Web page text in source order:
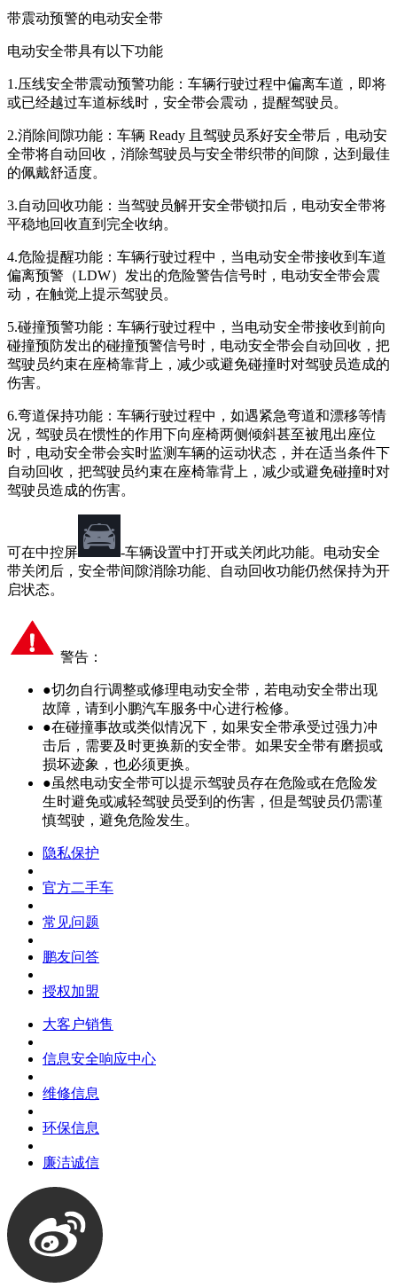
带震动预警的电动安全带
电动安全带具有以下功能
1.压线安全带震动预警功能：车辆行驶过程中偏离车道，即将
或已经越过车道标线时，安全带会震动，提醒驾驶员。
2.消除间隙功能：车辆 Ready 且驾驶员系好安全带后，电动安
全带将自动回收，消除驾驶员与安全带织带的间隙，达到最佳
的佩戴舒适度。
3.自动回收功能：当驾驶员解开安全带锁扣后，电动安全带将
平稳地回收直到完全收纳。
4.危险提醒功能：车辆行驶过程中，当电动安全带接收到车道
偏离预警（LDW）发出的危险警告信号时，电动安全带会震
动，在触觉上提示驾驶员。
5.碰撞预警功能：车辆行驶过程中，当电动安全带接收到前向
碰撞预防发出的碰撞预警信号时，电动安全带会自动回收，把
驾驶员约束在座椅靠背上，减少或避免碰撞时对驾驶员造成的
伤害。
6.弯道保持功能：车辆行驶过程中，如遇紧急弯道和漂移等情
况，驾驶员在惯性的作用下向座椅两侧倾斜甚至被甩出座位
时，电动安全带会实时监测车辆的运动状态，并在适当条件下
自动回收，把驾驶员约束在座椅靠背上，减少或避免碰撞时对
驾驶员造成的伤害。
可在中控屏
-车辆设置中打开或关闭此功能。电动安全
带关闭后，安全带间隙消除功能、自动回收功能仍然保持为开
启状态。
警告：
●切勿自行调整或修理电动安全带，若电动安全带出现
故障，请到小鹏汽车服务中心进行检修。
●在碰撞事故或类似情况下，如果安全带承受过强力冲
击后，需要及时更换新的安全带。如果安全带有磨损或
损坏迹象，也必须更换。
●虽然电动安全带可以提示驾驶员存在危险或在危险发
生时避免或减轻驾驶员受到的伤害，但是驾驶员仍需谨
慎驾驶，避免危险发生。
隐私保护
官方二手车
常见问题
鹏友问答
授权加盟
大客户销售
信息安全响应中心
维修信息
环保信息
廉洁诚信